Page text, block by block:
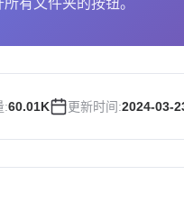
有文件夹的按钮。
:60.01K 更新时间:2024-03-